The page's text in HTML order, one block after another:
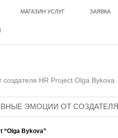
МАГАЗИН УСЛУГ ЗАЯВКА
HR Project Olga Bykova
ЭМОЦИИ ОТ СОЗДАТЕЛЯ
“Olga Bykova”